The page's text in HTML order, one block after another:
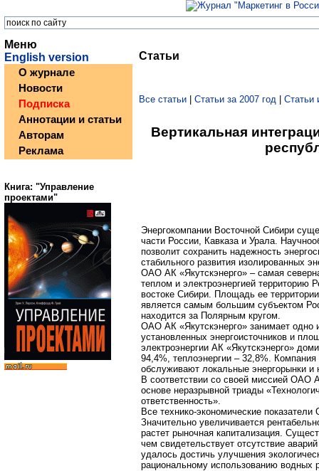
Меню
English version
О журнале
Новости
Подписка
Аннотации и статьи
Авторам
Реклама
Книга: "Управление
проектами"
Статьи
Все статьи | Статьи за 2007 год | Статьи
Вертикальная
Энергокомпании Восточной Сибири
части России, Кавказа и Урала.
позволит сохранить надежность
стабильного развития изолированных
ОАО АК «Якутскэнерго» – самая
теплом и электроэнергией территорию
востоке Сибири. Площадь ее
является самым большим субъектом
находится за Полярным кругом.
ОАО АК «Якутскэнерго» занимает
установленных энергоисточников и
электроэнергии АК «Якутскэнерго»
94,4%, теплоэнергии – 32,8%.
обслуживают локальные энергорынки
В соответствии со своей миссией ОАО
основе неразрывной триады
ответственность».
Все технико-экономические
Значительно увеличивается
растет рыночная капитализация.
чем свидетельствует отсутствие
удалось достичь улучшения
рациональному использованию водных